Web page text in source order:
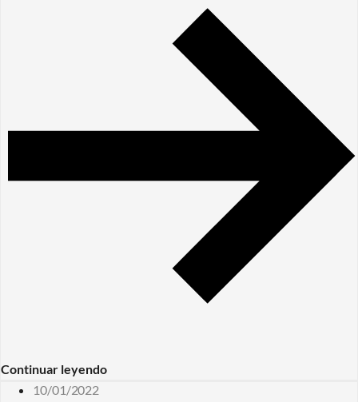
Continuar leyendo
10/01/2022